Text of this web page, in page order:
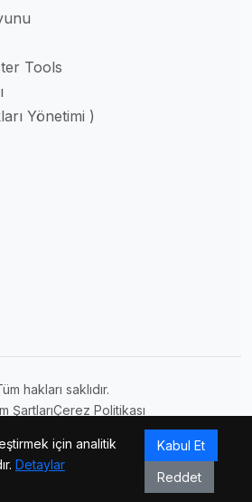
Tools
Yönetimi )
hakları saklıdır.
ŞartlarıÇerez Politikası
için analitik
Detaylar
Kabul Et
Reddet